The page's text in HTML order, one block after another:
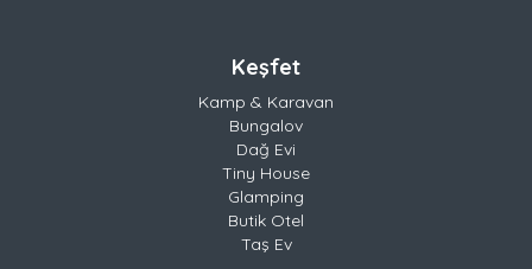
Keşfet
Kamp & Karavan
Bungalov
Dağ Evi
Tiny House
Glamping
Butik Otel
Taş Ev